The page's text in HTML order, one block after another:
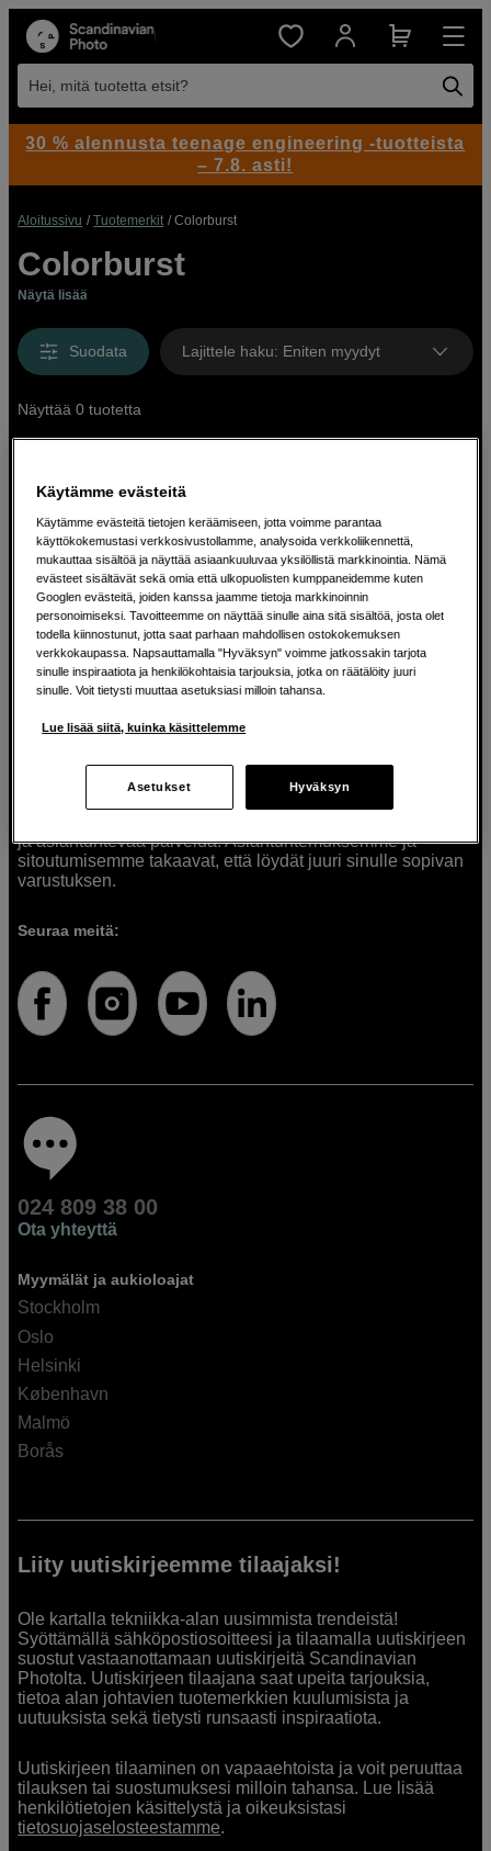
Hei, mitä tuotetta etsit?
Aloitussivu Tuotemerkit Colorburst
Colorburst
Näytä lisää
Suodata Lajittele haku: Eniten myydyt
Näyttää 0 tuotetta
Ratkaisuja luoville ihmisille jo vuodesta
1982
Olemme Scandinavian Photolla jo yli 40 vuoden ajan
auttaneet luovia ihmisiä toteuttamaan visioitaan.
Tarjoamme inspiraatiota, asiantuntemusta ja tuotteita
muun muassa valokuvauksen, äänen, videokuvauksen ja
musiikin ja taiteen harrastajia. Oikeilla työkaluilla ideat
muuttuvat todellisuudeksi. Autamme sinua valitsemaan
ja asiantuntevaa palvelua. Asiantuntemuksemme ja
sitoutumisemme takaavat, että löydät juuri sinulle sopivan
varustuksen.
Seuraa meitä:
024 809 38 00
Ota yhteyttä
Myymälät ja aukioloajat
Stockholm
Oslo
Helsinki
København
Malmö
Borås
Liity uutiskirjeemme tilaajaksi!
Ole kartalla tekniikka-alan uusimmista trendeistä!
Syöttämällä sähköpostiosoitteesi ja tilaamalla uutiskirjeen
suostut vastaanottamaan uutiskirjeitä Scandinavian
Photolta. Uutiskirjeen tilaajana saat upeita tarjouksia,
tietoa alan johtavien tuotemerkkien kuulumisista ja
uutuuksista sekä tietysti runsaasti inspiraatiota.
Uutiskirjeen tilaaminen on vapaaehtoista ja voit peruuttaa
tilauksen tai suostumuksesi milloin tahansa. Lue lisää
henkilötietojen käsittelystä ja oikeuksistasi
tietosuojaselosteestamme.
30 % alennusta teenage engineering -tuotteista
– 7.8. asti!
Käytämme evästeitä
Käytämme evästeitä tietojen keräämiseen, jotta voimme parantaa
käyttökokemustasi verkkosivustollamme, analysoida verkkoliikennettä,
mukauttaa sisältöä ja näyttää asiaankuuluvaa yksilöllistä markkinointia. Nämä
evästeet sisältävät sekä omia että ulkopuolisten kumppaneidemme kuten
Googlen evästeitä, joiden kanssa jaamme tietoja markkinoinnin
personoimiseksi. Tavoitteemme on näyttää sinulle aina sitä sisältöä, josta olet
todella kiinnostunut, jotta saat parhaan mahdollisen ostokokemuksen
verkkokaupassa. Napsauttamalla "Hyväksyn" voimme jatkossakin tarjota
sinulle inspiraatiota ja henkilökohtaisia tarjouksia, jotka on räätälöity juuri
sinulle. Voit tietysti muuttaa asetuksiasi milloin tahansa.
Lue lisää siitä, kuinka käsittelemme
Asetukset Hyväksyn